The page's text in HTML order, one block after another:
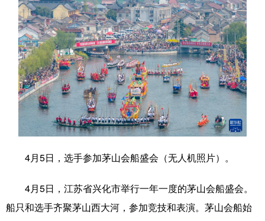
科技 科创 量子 体育
文化 书画 健康 军事
访谈 视频 图片 政务
法律 中央文件 金融 汽车
人居 信息化 数字经济
彩票 娱乐 时尚 悦读
4月5日，选手参加茅山会船盛会（无人机照片）。
4月5日，江苏省兴化市举行一年一度的茅山会船盛会。
船只和选手齐聚茅山西大河，参加竞技和表演。茅山会船始